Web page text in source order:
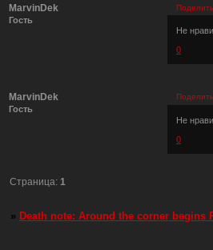
MarvinDek
Гость
Не
0
MarvinDek
Гость
Не
0
Страница:1
» Death note: Around the corner begins